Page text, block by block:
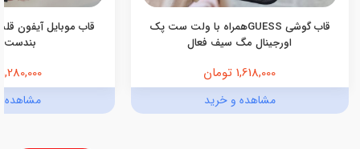
قاب گوشی GUESSهمراه با ولت ست پک
اورجینال مگ سیف فعال
1,618,000 تومان
مشاهده و خرید
قاب موبایل آیفون
1,280,000 تومان
مشاهده